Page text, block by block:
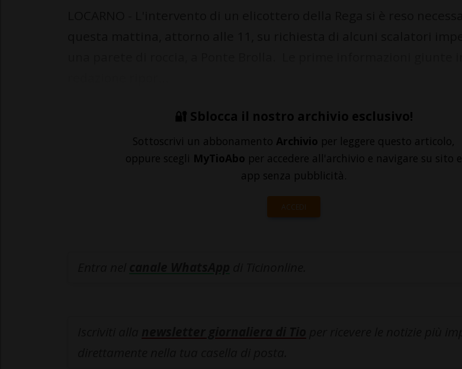
🔐 Sblocca il nostro archivio esclusivo!
Sottoscrivi un abbonamento Archivio per leggere questo articolo,
oppure scegli MyTioAbo per accedere all'archivio e navigare su sito e
app senza pubblicità.
ACCEDI